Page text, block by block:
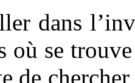
dans
où se
de chercher